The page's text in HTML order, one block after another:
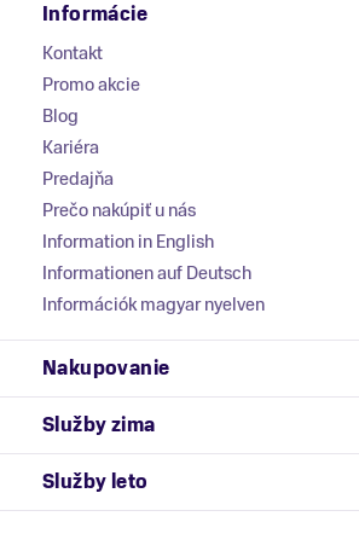
Informácie
Kontakt
Promo akcie
Blog
Kariéra
Predajňa
Prečo nakúpiť u nás
Information in English
Informationen auf Deutsch
Információk magyar nyelven
Nakupovanie
Služby zima
Služby leto